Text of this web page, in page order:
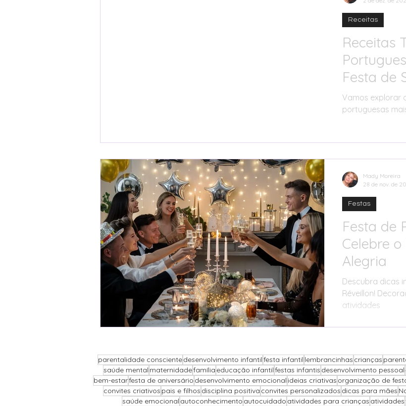
Receitas
Festa de
Vamos explorar
portuguesas
Receitas
Festa de
Celebre
Alegria
Descubra dicas
Réveillon!
atividades
Festas
Mady Moreira
28 de nov. de
parentalidade conscientedesenvolvimento infantilfesta infantil lembrancinhas crianças
saúde mental maternidadefamília educação infantilfestas infantis desenvolvimento pessoal
bem-estarfesta de aniversário desenvolvimento emocional ideias criativas organização de
convites criativos pais e filhos disciplina positiva convites personalizados dicas para mães
saúde emocional autoconhecimento autocuidado atividades para crianças atividades